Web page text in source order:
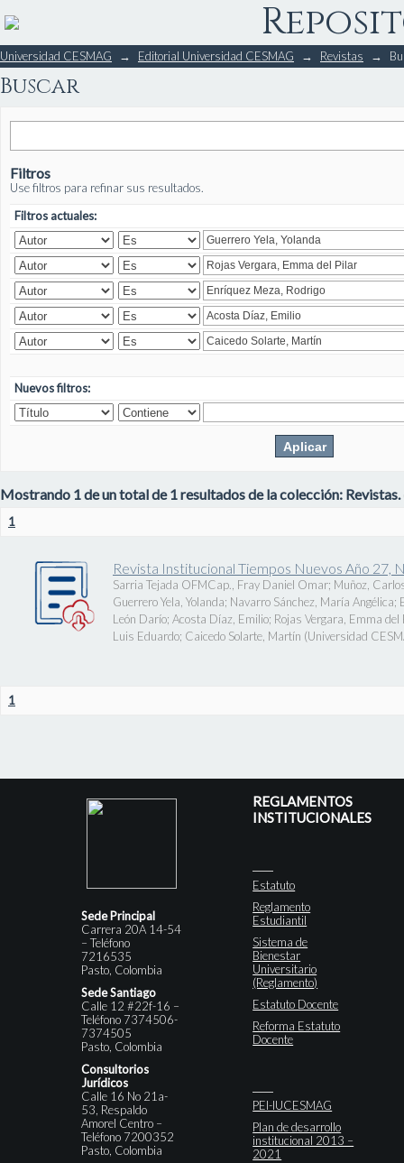
Buscar
Universidad CESMAG → Editorial Universidad CESMAG → Revistas →
Buscar
Filtros
Use filtros para refinar sus resultados.
Filtros actuales:
Nuevos filtros:
Mostrando 1 de un total de 1 resultados de la colección: Revistas.
1
Revista Institucional Tiempos Nuevos Año 27,
Sarria Tejada OFMCap., Fray Daniel Omar; Muñoz,
Guerrero Yela, Yolanda; Navarro Sánchez, María Angélica;
León Darío; Acosta Díaz, Emilio; Rojas Vergara, Emma del
Luis Eduardo; Caicedo Solarte, Martín (Universidad
1
Sede Principal
Carrera 20A 14-54
– Teléfono
7216535
Pasto, Colombia
Sede Santiago
Calle 12 #22f-16 –
Teléfono 7374506-
7374505
Pasto, Colombia
Consultorios
Jurídicos
Calle 16 No 21a-
53, Respaldo
Amorel Centro –
Teléfono 7200352
Pasto, Colombia
REGLAMENTOS
INSTITUCIONALES
Estatuto
Reglamento
Estudiantil
Sistema de
Bienestar
Universitario
(Reglamento)
Estatuto Docente
Reforma Estatuto
Docente
PEI-IUCESMAG
Plan de desarrollo
institucional 2013 –
2021